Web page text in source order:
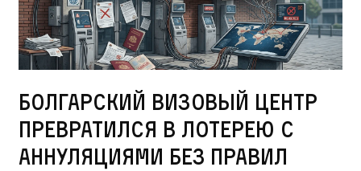
Болгарский визовый центр
превратился в лотерею с
аннуляциями без правил